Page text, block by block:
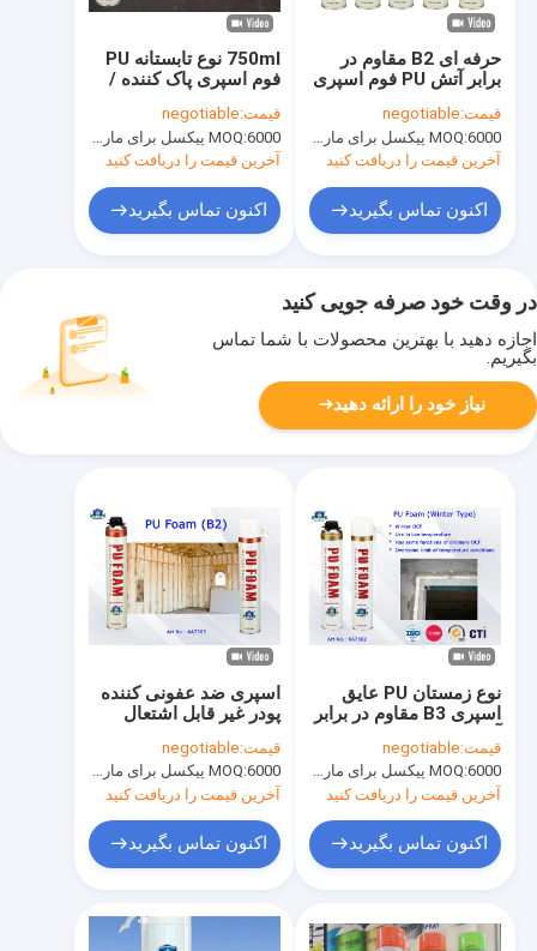
750ml نوع تابستانه PU
فوم اسپری پاک کننده /
تواند یک جزء
قیمت:negotiable
MOQ:6000 پیکسل برای مارک Aristo، 15000 پیکسل برای نام تجاری مشتری
آخرین قیمت را دریافت کنید
اکنون تماس بگیرید
حرفه ای B2 مقاوم در
برابر آتش PU فوم اسپری
750ml
قیمت:negotiable
MOQ:6000 پیکسل برای مارک Aristo، 15000 پیکسل برای نام تجاری مشتری
آخرین قیمت را دریافت کنید
اکنون تماس بگیرید
در وقت خود صرفه جویی کنید
اجازه دهید با بهترین محصولات با شما تماس
بگیریم.
نیاز خود را ارائه دهید
اسپری ضد عفونی کننده
پودر غیر قابل اشتعال
Aristo چند منظوره فوم
اسپری می تواند
قیمت:negotiable
MOQ:6000 پیکسل برای مارک Aristo، 15000 پیکسل برای نام تجاری مشتری
آخرین قیمت را دریافت کنید
اکنون تماس بگیرید
نوع زمستان PU عایق
اسپری B3 مقاوم در برابر
ویندوز
قیمت:negotiable
MOQ:6000 پیکسل برای مارک Aristo، 15000 پیکسل برای نام تجاری مشتری
آخرین قیمت را دریافت کنید
اکنون تماس بگیرید